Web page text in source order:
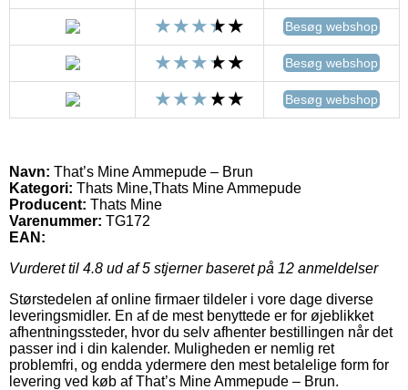
Besøg webshop
Besøg webshop
Besøg webshop
Navn: That’s Mine Ammepude – Brun
Kategori: Thats Mine,Thats Mine Ammepude
Producent: Thats Mine
Varenummer: TG172
EAN:
Vurderet til 4.8 ud af 5 stjerner baseret på 12 anmeldelser
Størstedelen af online firmaer tildeler i vore dage diverse
leveringsmidler. En af de mest benyttede er for øjeblikket
afhentningssteder, hvor du selv afhenter bestillingen når det
passer ind i din kalender. Muligheden er nemlig ret
problemfri, og endda ydermere den mest betalelige form for
levering ved køb af That’s Mine Ammepude – Brun.